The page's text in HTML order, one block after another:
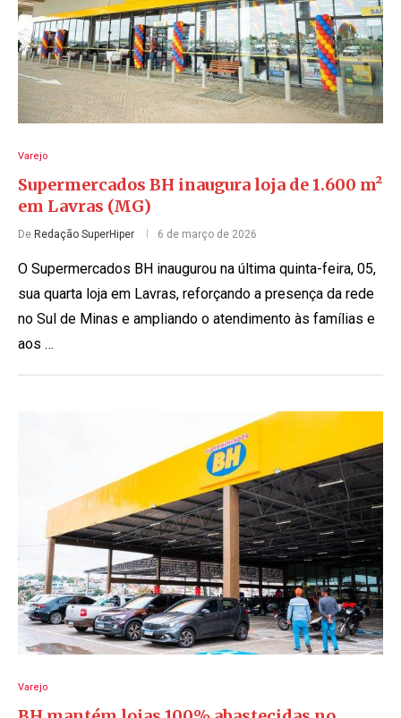
Varejo
Supermercados BH inaugura loja de 1.600 m²
em Lavras (MG)
De Redação SuperHiper 6 de março de 2026
O Supermercados BH inaugurou na última quinta-feira, 05,
sua quarta loja em Lavras, reforçando a presença da rede
no Sul de Minas e ampliando o atendimento às famílias e
aos …
Varejo